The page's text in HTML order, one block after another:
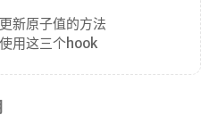
新原子值的方法
用这三个hook